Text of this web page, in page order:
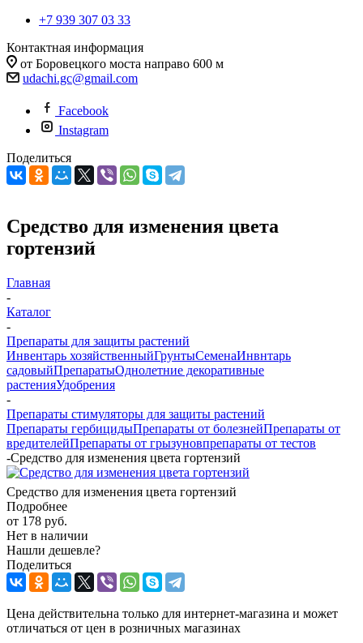
+7 939 307 03 33
Контактная информация
от Боровецкого моста направо 600 м
udachi.gc@gmail.com
Facebook
Instagram
Поделиться
Средство для изменения цвета
гортензий
Главная
-
Каталог
-
Препараты для защиты растений
Инвентарь хозяйственныйГрунтыСеменаИнвнтарь
садовыйПрепаратыОднолетние декоративные
растенияУдобрения
-
Препараты стимуляторы для защиты растений
Препараты гербицидыПрепараты от болезнейПрепараты от
вредителейПрепараты от грызуновпрепараты от тестов
-Средство для изменения цвета гортензий
Средство для изменения цвета гортензий
Подробнее
от 178 руб.
Нет в наличии
Нашли дешевле?
Поделиться
Цена действительна только для интернет-магазина и может
отличаться от цен в розничных магазинах